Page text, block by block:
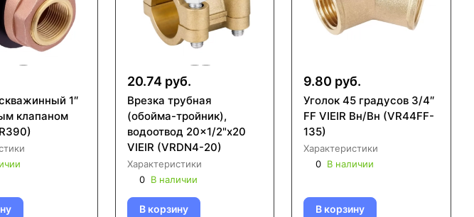
1″
клапаном
20.74 руб.
Врезка трубная
(обойма-тройник),
водоотвод 20x1/2"x20
VIEIR (VRDN4-20)
Характеристики
0 В наличии
В корзину
9.80 руб.
Уголок 45 градусов 3/4″
FF VIEIR Вн/Вн (VR44FF-
135)
Характеристики
0 В наличии
В корзину